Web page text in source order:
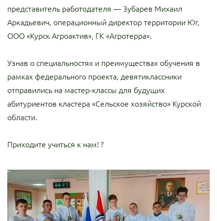
представитель работодателя — 3убарев Михаил
Аркадьевич, операционный директор территории Юг,
ООО «Курск Агроактив», ГК «Агротерра».
Узнав о специальностях и преимуществах обучения в
рамках федерального проекта, девятиклассники
отправились на мастер-классы для будущих
абитуриентов кластера «Сельское хозяйство» Курской
области.
Приходите учиться к нам! ?